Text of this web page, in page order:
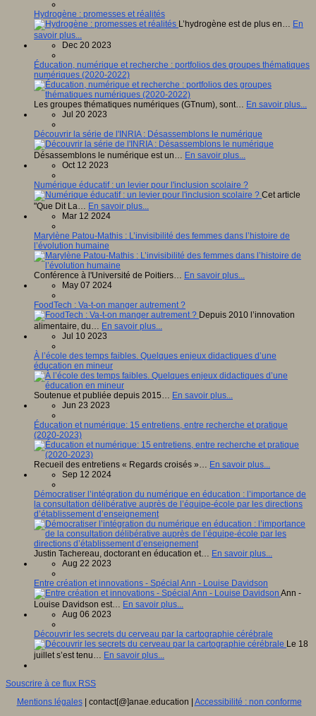
Hydrogène : promesses et réalités
L’hydrogène est de plus en… En
savoir plus...
Dec 20 2023
Éducation, numérique et recherche : portfolios des groupes thématiques
numériques (2020-2022)
Les groupes thématiques numériques (GTnum), sont… En savoir plus...
Jul 20 2023
Découvrir la série de l'INRIA : Désassemblons le numérique
Désassemblons le numérique est un… En savoir plus...
Oct 12 2023
Numérique éducatif : un levier pour l'inclusion scolaire ?
Cet article
"Que Dit La… En savoir plus...
Mar 12 2024
Marylène Patou-Mathis : L’invisibilité des femmes dans l’histoire de
l’évolution humaine
Conférence à l'Université de Poitiers… En savoir plus...
May 07 2024
FoodTech : Va-t-on manger autrement ?
Depuis 2010 l’innovation
alimentaire, du… En savoir plus...
Jul 10 2023
À l’école des temps faibles. Quelques enjeux didactiques d’une
éducation en mineur
Soutenue et publiée depuis 2015… En savoir plus...
Jun 23 2023
Éducation et numérique: 15 entretiens, entre recherche et pratique
(2020-2023)
Recueil des entretiens « Regards croisés »… En savoir plus...
Sep 12 2024
Démocratiser l’intégration du numérique en éducation : l’importance de
la consultation délibérative auprès de l’équipe-école par les directions
d’établissement d’enseignement
Justin Tachereau, doctorant en éducation et… En savoir plus...
Aug 22 2023
Entre création et innovations - Spécial Ann - Louise Davidson
Ann -
Louise Davidson est… En savoir plus...
Aug 06 2023
Découvrir les secrets du cerveau par la cartographie cérébrale
Le 18
juillet s’est tenu… En savoir plus...
Souscrire à ce flux RSS
Mentions légales| contact[@]anae.education | Accessibilité : non conforme